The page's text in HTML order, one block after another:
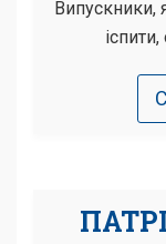
Випускники,